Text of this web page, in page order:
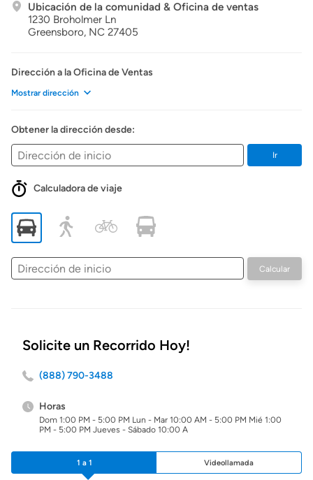
Ubicación de la comunidad & Oficina de ventas
1230 Broholmer Ln
Greensboro, NC 27405
Dirección a la Oficina de Ventas
Mostrar dirección
Obtener la dirección desde:
Ir
Calculadora de viaje
Dirección
de
Calcular
Solicite un Recorrido Hoy!
(888) 790-3488
Horas
Dom 1:00 PM - 5:00 PM Lun - Mar 10:00 AM - 5:00 PM Mié 1:00
PM - 5:00 PM Jueves - Sábado 10:00 A
1 a 1 Videollamada